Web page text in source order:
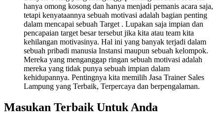
hanya omong kosong dan hanya menjadi pemanis acara saja,
tetapi kenyataannya sebuah motivasi adalah bagian penting
dalam mencapai sebuah Target . Lupakan saja impian dan
pencapaian target besar tersebut jika kita atau team kita
kehilangan motivasinya. Hal ini yang banyak terjadi dalam
sebuah pribadi manusia Instansi maupun sebuah kelompok.
Mereka yang menganggap ringan sebuah motivasi adalah
mereka yang tidak punya sebuah impian dalam
kehidupannya. Pentingnya kita memilih Jasa Trainer Sales
Lampung yang Terbaik, Terpercaya dan berpengalaman.
Masukan Terbaik Untuk Anda